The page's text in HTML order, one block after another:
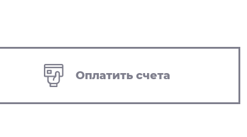
Оплатить счета